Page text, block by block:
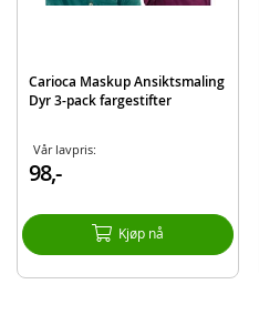
Carioca Maskup Ansiktsmaling
Dyr 3-pack fargestifter
Vår lavpris:
98,-
Kjøp nå